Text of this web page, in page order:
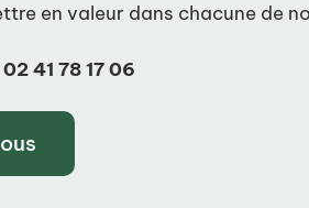
en valeur dans chacune de
02 41 78 17 06